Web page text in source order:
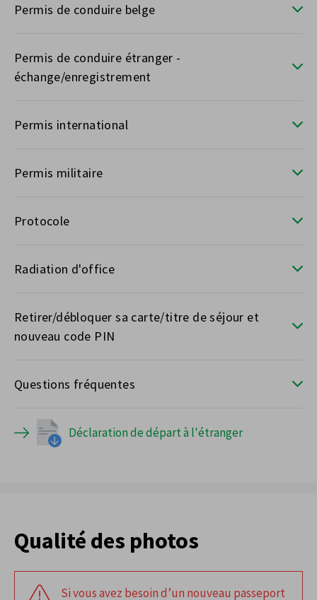
Permis de conduire belge
Permis de conduire étranger -
échange/enregistrement
Permis international
Permis militaire
Protocole
Radiation d'office
Retirer/débloquer sa carte/titre de séjour et
nouveau code PIN
Questions fréquentes
Déclaration de départ à l'étranger
Qualité des photos
Si vous avez besoin d’un nouveau passeport